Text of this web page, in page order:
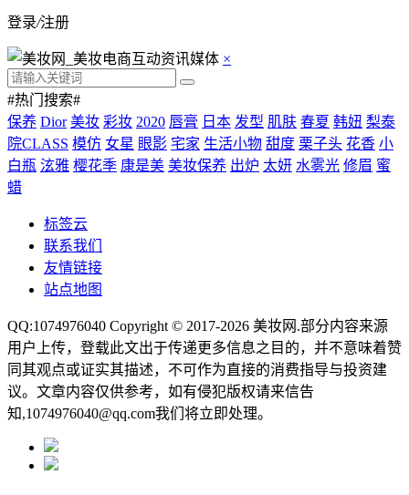
登录/注册
×
#热门搜索#
保养 Dior 美妆 彩妆 2020 唇膏 日本 发型 肌肤 春夏 韩妞 梨泰
院CLASS 模仿 女星 眼影 宅家 生活小物 甜度 栗子头 花香 小
白瓶 泫雅 樱花季 康是美 美妆保养 出炉 太妍 水雾光 修眉 蜜
蜡
标签云
联系我们
友情链接
站点地图
QQ:1074976040 Copyright © 2017-2026 美妆网 .部分内容来源
用户上传，登载此文出于传递更多信息之目的，并不意味着赞
同其观点或证实其描述，不可作为直接的消费指导与投资建
议。文章内容仅供参考，如有侵犯版权请来信告
知,1074976040@qq.com我们将立即处理。